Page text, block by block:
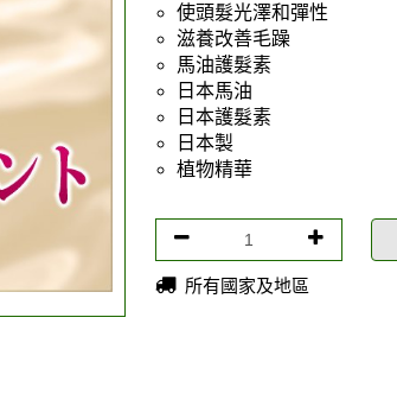
使頭髮光澤和彈性
滋養改善毛躁
馬油護髮素
日本馬油
日本護髮素
日本製
植物精華
所有國家及地區